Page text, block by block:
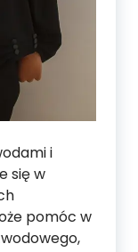
i
się w
pomóc w